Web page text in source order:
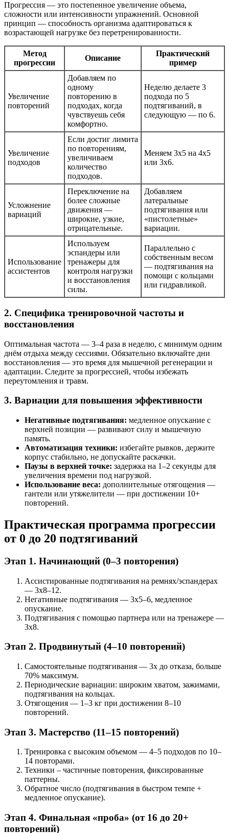
Прогрессия — это постепенное увеличение объема,
сложности или интенсивности упражнений. Основной
принцип — способность организма адаптироваться к
возрастающей нагрузке без перетренированности.
Метод
прогрессии
Описание
Практический
пример
Увеличение
повторений
Добавляем по
одному
повторению в
подходах, когда
чувствуешь себя
комфортно.
Неделю делаете 3
подхода по 5
подтягиваний, в
следующую — по 6.
Увеличение
подходов
Если достиг лимита
по повторениям,
увеличиваем
количество
подходов.
Меняем 3х5 на 4х5
или 3х6.
Усложнение
вариаций
Переключение на
более сложные
движения —
широкие, узкие,
отрицательные.
Добавляем
латеральные
подтягивания или
«пистолетные»
вариации.
Использование
ассистентов
Используем
эспандеры или
тренажеры для
контроля нагрузки
и восстановления
силы.
Параллельно с
собственным весом
— подтягивания на
помощи с кольцами
или гидравликой.
2. Специфика тренировочной частоты и
восстановления
Оптимальная частота — 3–4 раза в неделю, с минимум одним
днём отдыха между сессиями. Обязательно включайте дни
восстановления — это время для мышечной регенерации и
адаптации. Следите за прогрессией, чтобы избежать
переутомления и травм.
3. Вариации для повышения эффективности
Негативные подтягивания: медленное опускание с
верхней позиции — развивают силу и мышечную
память.
Автоматизация техники: избегайте рывков, держите
корпус стабильно, не допускайте раскачки.
Паузы в верхней точке: задержка на 1–2 секунды для
увеличения времени под нагрузкой.
Использование веса: дополнительные отягощения —
гантели или утяжелители — при достижении 10+
повторений.
Практическая программа прогрессии
от 0 до 20 подтягиваний
Этап 1. Начинающий (0–3 повторения)
Ассистированные подтягивания на ремнях/эспандерах
— 3х8–12.
Негативные подтягивания — 3х5–6, медленное
опускание.
Подтягивания с помощью партнера или на тренажере —
3х8.
Этап 2. Продвинутый (4–10 повторений)
Самостоятельные подтягивания — 3х до отказа, больше
70% максимум.
Периодические вариации: широким хватом, зажимами,
подтягивания на кольцах.
Отягощения — 1–3 кг при достижении 8–10
повторений.
Этап 3. Мастерство (11–15 повторений)
Тренировка с высоким объемом — 4–5 подходов по 10–
14 повторами.
Техники – частичные повторения, фиксированные
паттерны.
Обратное число (подтягивания в быстром темпе +
медленное опускание).
Этап 4. Финальная «проба» (от 16 до 20+
повторений)